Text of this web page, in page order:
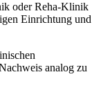
oder Reha-Klinik
Einrichtung und
analog zu